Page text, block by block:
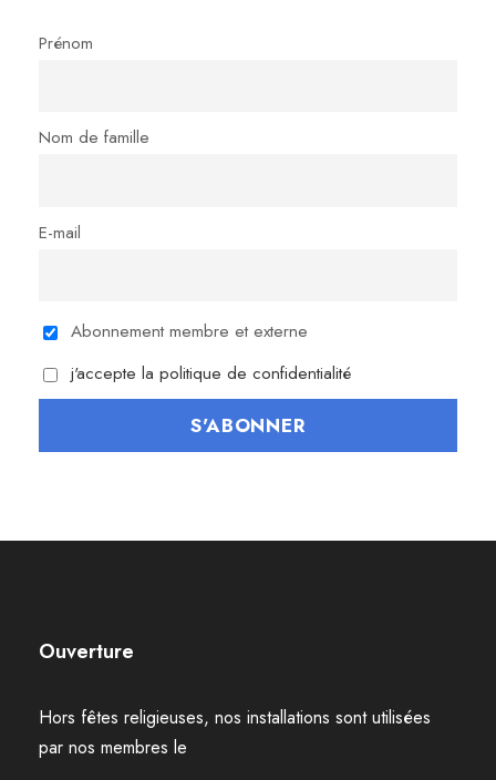
Prénom
Nom de famille
E-mail
Abonnement membre et externe
j'accepte la politique de confidentialité
Ouverture
Hors fêtes religieuses, nos installations sont utilisées
par nos membres le